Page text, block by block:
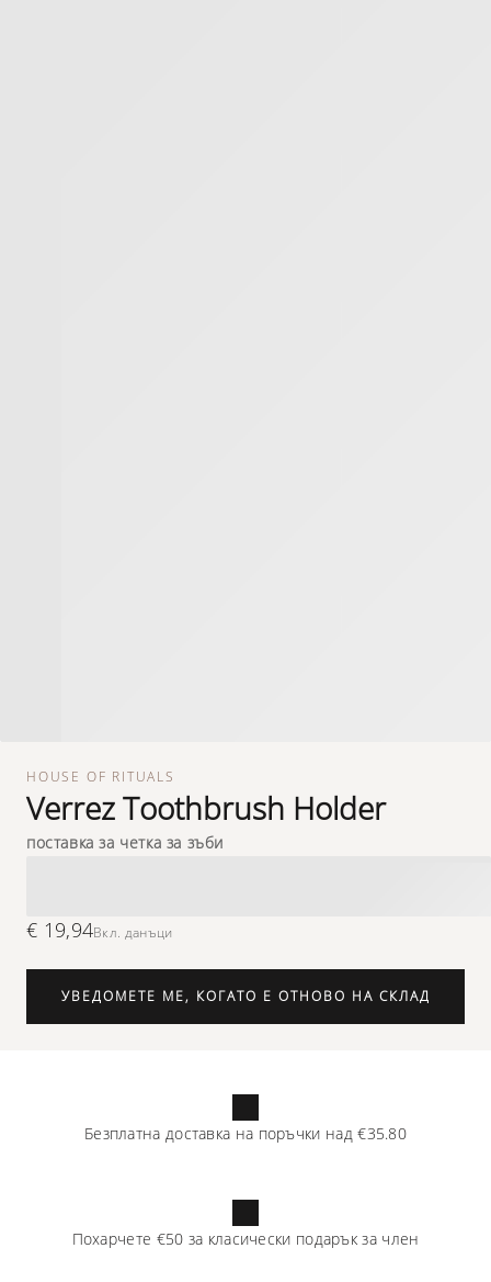
HOUSE OF RITUALS
Verrez Toothbrush Holder
поставка за четка за зъби
€ 19,94Вкл. данъци
УВЕДОМЕТЕ МЕ, КОГАТО Е ОТНОВО НА СКЛАД
Безплатна доставка на поръчки над €35.80
Похарчете €50 за класически подарък за член